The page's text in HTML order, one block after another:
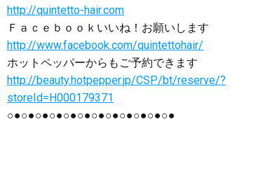
http://quintetto-hair.com
Ｆａｃｅｂｏｏｋいいね！お願いします
http://www.facebook.com/quintettohair/
ホットペッパーからもご予約できます
http://beauty.hotpepper.jp/CSP/bt/reserve/?
storeId=H000179371
○●○●○●○●○●○●○●○●○●○●○●○●